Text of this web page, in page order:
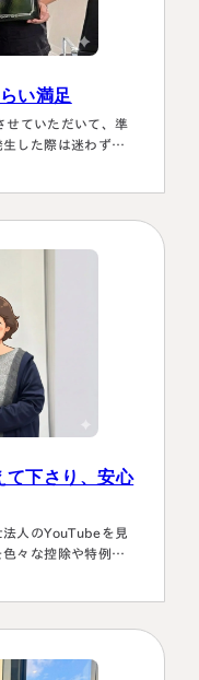
い満足
せていただいて、準
した際は迷わず相
て下さり、安心
人のYouTubeを見
々な控除や特例を
で送ってまとめあ